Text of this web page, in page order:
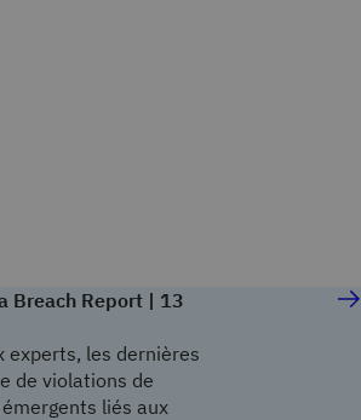
Breach Report | 13
experts, les dernières
de violations de
liés aux